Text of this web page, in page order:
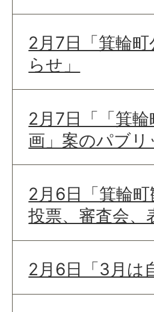
2月7日「箕輪
らせ」
2月7日「「箕
画」案のパブ
2月6日「箕輪
投票、審査会、
2月6日「3月は